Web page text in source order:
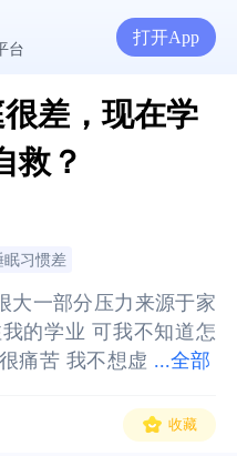
台
打开App
差，现在学
救？
眠习惯差
...全部
大一部分压力来源于家
的学业 可我不知道怎
痛苦 我不想虚
大一部分压力来源于家
的学业 可我不知道怎
痛苦 我不想虚度光阴
收藏